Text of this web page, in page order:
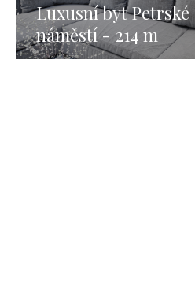
Luxusní byt Petrské
náměstí - 214 m